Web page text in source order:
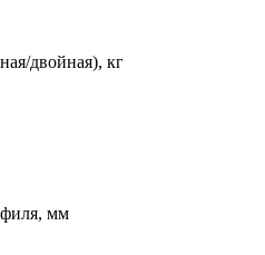
двойная), кг
мм